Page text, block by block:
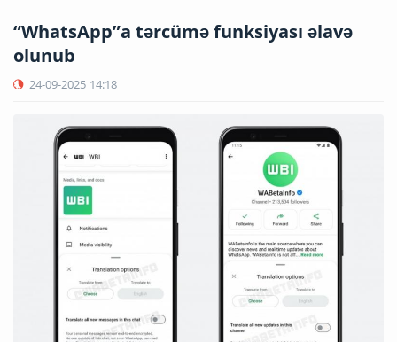
“WhatsApp”a tərcümə funksiyası əlavə
olunub
24-09-2025 14:18